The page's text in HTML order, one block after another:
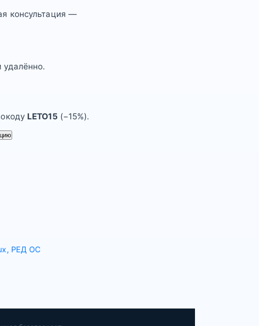
консультация —
LETO15 (−15%).
РЕД ОС